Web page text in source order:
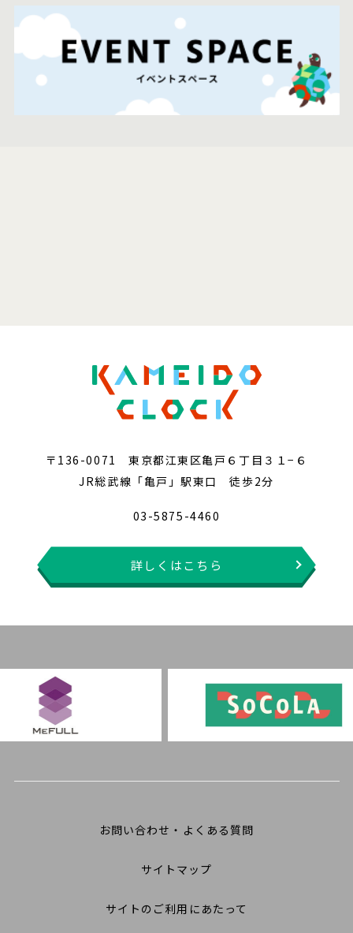
〒136-0071 東京都江東区亀戸６丁目３１−６
JR総武線「亀戸」駅東口 徒歩2分
03-5875-4460
詳しくはこちら
お問い合わせ・よくある質問
サイトマップ
サイトのご利用にあたって